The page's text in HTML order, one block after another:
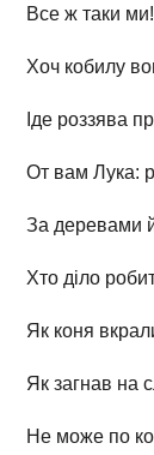
Все ж таки
Хоч кобилу
Іде роззява
От вам Лука:
За деревами
Хто діло
Як коня
Як загнав на
Не може по